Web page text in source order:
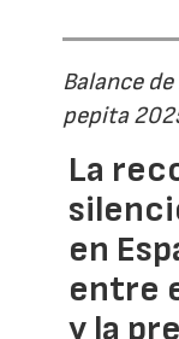
Balance
pepita
La
en
entre
y la